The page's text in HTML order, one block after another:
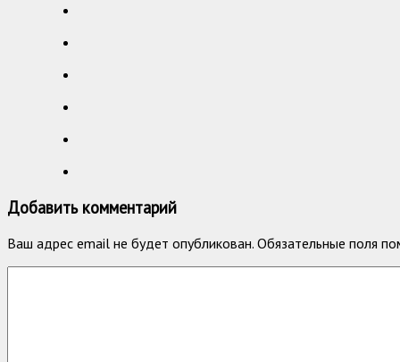
Добавить комментарий
Ваш адрес email не будет опубликован. Обязательные поля